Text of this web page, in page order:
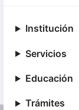
Institución
Servicios
Educación
Trámites
Revive los